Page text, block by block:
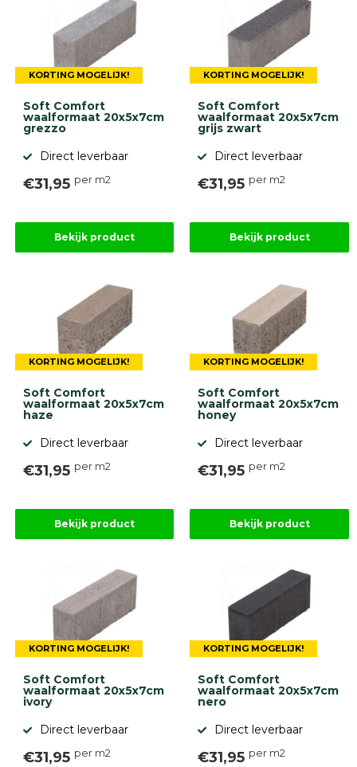
KORTING MOGELIJK!
Soft Comfort
waalformaat 20x5x7cm
grezzo
Direct leverbaar
€31,95 per m2
Bekijk product
KORTING MOGELIJK!
Soft Comfort
waalformaat 20x5x7cm
grijs zwart
Direct leverbaar
€31,95 per m2
Bekijk product
KORTING MOGELIJK!
Soft Comfort
waalformaat 20x5x7cm
haze
Direct leverbaar
€31,95 per m2
Bekijk product
KORTING MOGELIJK!
Soft Comfort
waalformaat 20x5x7cm
honey
Direct leverbaar
€31,95 per m2
Bekijk product
KORTING MOGELIJK!
Soft Comfort
waalformaat 20x5x7cm
ivory
Direct leverbaar
€31,95 per m2
KORTING MOGELIJK!
Soft Comfort
waalformaat 20x5x7cm
nero
Direct leverbaar
€31,95 per m2